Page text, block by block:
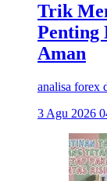
Trik
Penting
Aman
analisa forex
3 Agu 2026